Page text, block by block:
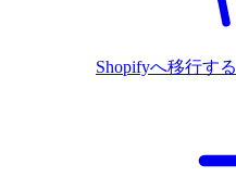
Shopifyへ移行する